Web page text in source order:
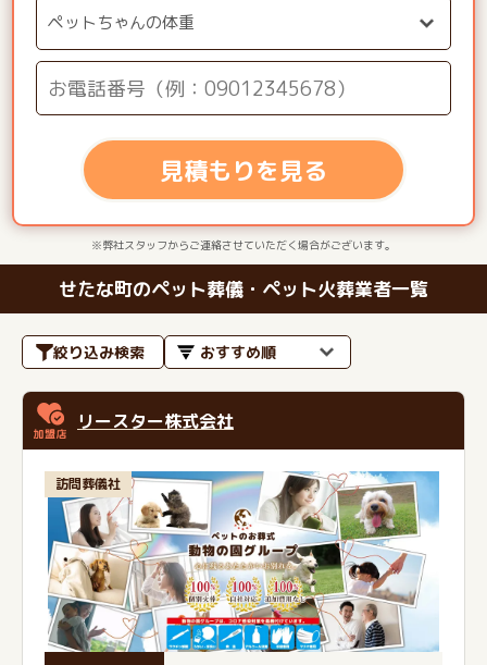
見積もりを見る
※弊社スタッフからご連絡させていただく場合がございます。
せたな町のペット葬儀・ペット火葬業者一覧
絞り込み検索
リースター株式会社
訪問葬儀社